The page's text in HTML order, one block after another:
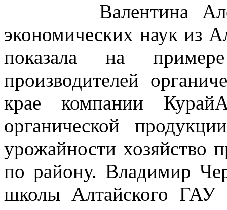
Валентина
экономических наук из
показала на
производителей
крае компании
органической
урожайности хозяйство
по району. Владимир
школы Алтайского ГАУ